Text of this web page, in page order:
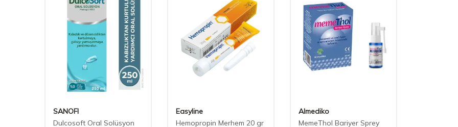
SANOFI
Dulcosoft Oral Solüsyon
Easyline
Hemopropin Merhem 20 gr
Almediko
MemeThol Bariyer Sprey